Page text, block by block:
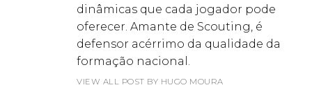
dinâmicas que cada jogador pode
oferecer. Amante de Scouting, é
defensor acérrimo da qualidade da
formação nacional.
VIEW ALL POST BY HUGO MOURA